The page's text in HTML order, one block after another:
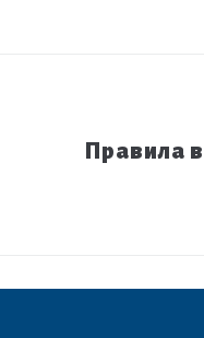
Правила